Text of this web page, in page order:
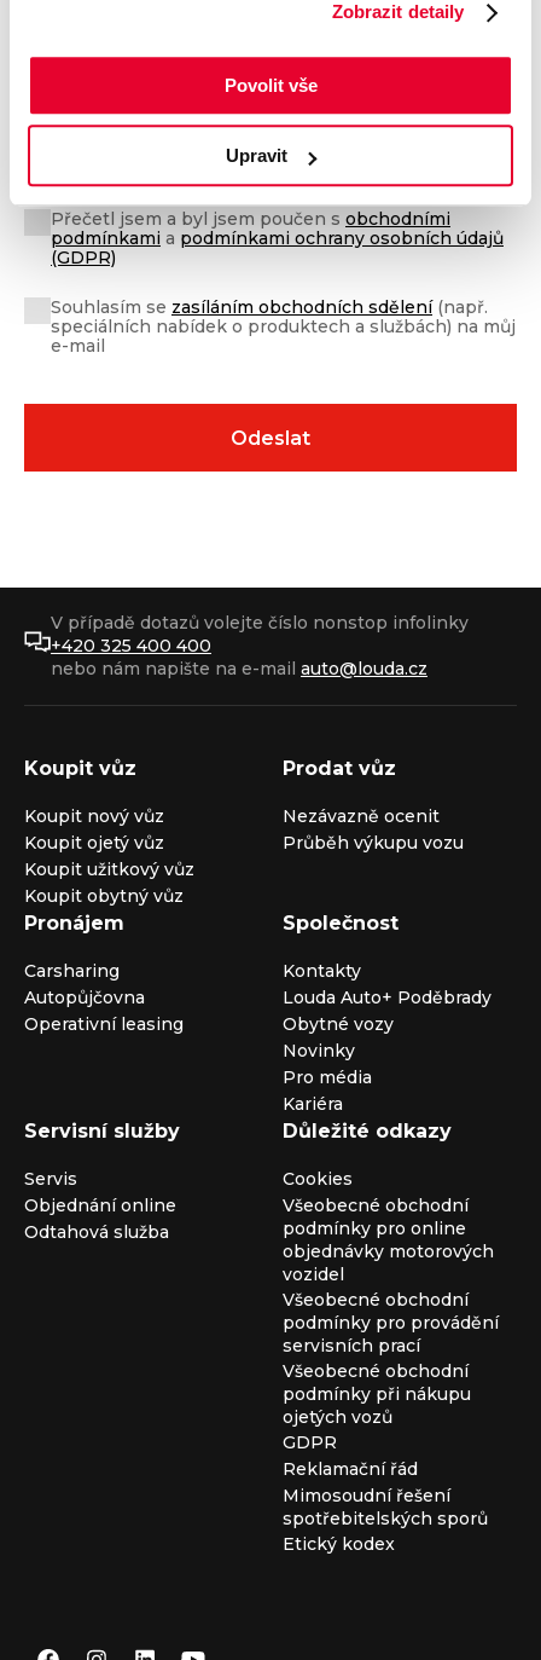
Zobrazit detaily
Povolit vše
Upravit
Přečetl jsem a byl jsem poučen s obchodními
podmínkami a podmínkami ochrany osobních údajů
(GDPR)
Souhlasím se zasíláním obchodních sdělení(např.
speciálních nabídek o produktech a službách) na můj
e-mail
V případě dotazů volejte číslo nonstop infolinky
+420 325 400 400
nebo nám napište na e-mail auto@louda.cz
Koupit vůz
Koupit nový vůz
Koupit ojetý vůz
Koupit užitkový vůz
Koupit obytný vůz
Prodat vůz
Nezávazně ocenit
Průběh výkupu vozu
Pronájem
Carsharing
Autopůjčovna
Operativní leasing
Společnost
Kontakty
Louda Auto+ Poděbrady
Obytné vozy
Novinky
Pro média
Kariéra
Servisní služby
Servis
Objednání online
Odtahová služba
Důležité odkazy
Cookies
Všeobecné obchodní
podmínky pro online
objednávky motorových
vozidel
Všeobecné obchodní
podmínky pro provádění
servisních prací
Všeobecné obchodní
podmínky při nákupu
ojetých vozů
GDPR
Reklamační řád
Mimosoudní řešení
spotřebitelských sporů
Etický kodex